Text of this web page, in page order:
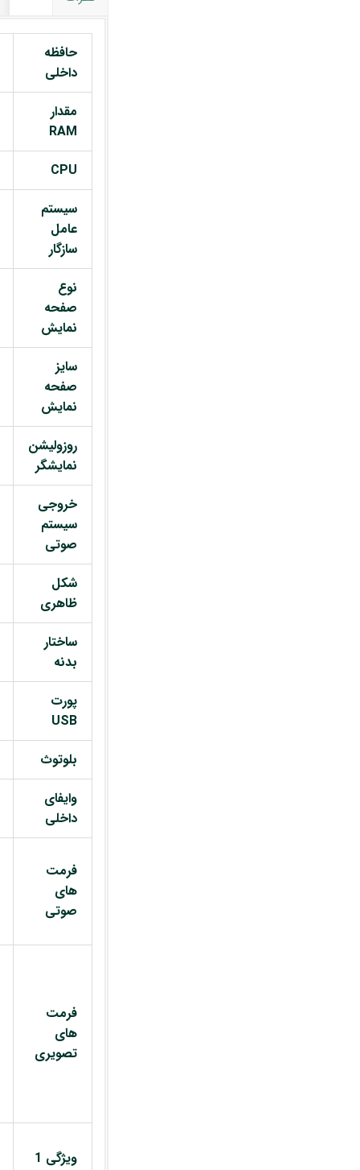
حافظه
داخلی
مقدار
RAM
CPU
سیستم
عامل
سازگار
نوع
صفحه
نمایش
سایز
صفحه
نمایش
روزولیشن
نمایشگر
خروجی
سیستم
صوتی
شکل
ظاهری
ساختار
بدنه
پورت
USB
بلوتوث
وایفای
داخلی
فرمت
های
صوتی
فرمت
های
تصویری
ویژگی 1